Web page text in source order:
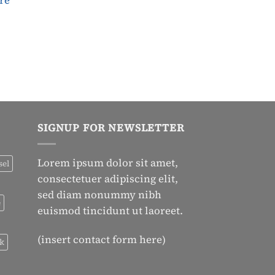
SIGNUP FOR NEWSLETTER
Lorem ipsum dolor sit amet,
consectetuer adipiscing elit,
sed diam nonummy nibh
euismod tincidunt ut laoreet.
(insert contact form here)